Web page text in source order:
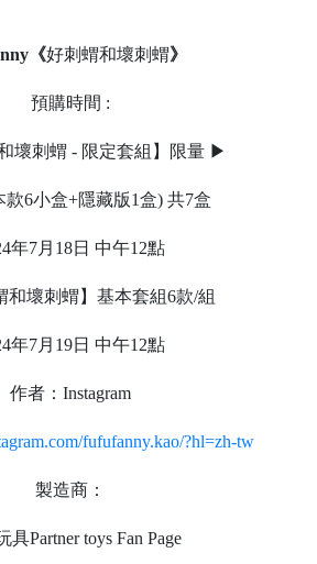
《好刺蝟和壞刺蝟》
預購時間 :
壞刺蝟 - 限定套組】限量 ▶
款6小盒+隱藏版1盒) 共7盒
年7月18日 中午12點
和壞刺蝟】基本套組6款/組
年7月19日 中午12點
作者：Instagram
fufufanny.kao/?hl=zh-tw
製造商：
具Partner toys Fan Page